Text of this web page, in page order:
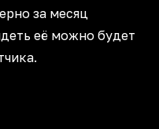
за месяц
её можно будет